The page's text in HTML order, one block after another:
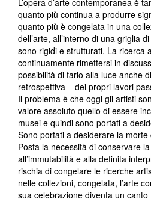
L’opera d’arte contemporanea è
quanto più continua a produrre
quanto più è congelata in una
dell’arte, all’interno di una griglia
sono rigidi e strutturati. La ricerca
continuamente rimettersi in
possibilità di farlo alla luce anche
retrospettiva – dei propri lavori
Il problema è che oggi gli artisti
valore assoluto quello di essere
musei e quindi sono portati a
Sono portati a desiderare la
Posta la necessità di conservare
all’immutabilità e alla definita
rischia di congelare le ricerche
nelle collezioni, congelata, l’arte
sua celebrazione diventa un canto